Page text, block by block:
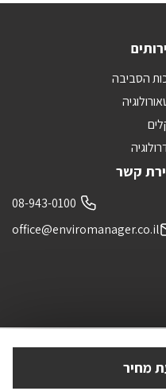
מחיר
הסביבה
קשר
08-943-0100
office@enviromanager.co.il